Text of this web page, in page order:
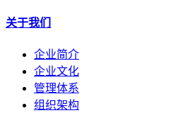
关于我们
企业简介
企业文化
管理体系
组织架构